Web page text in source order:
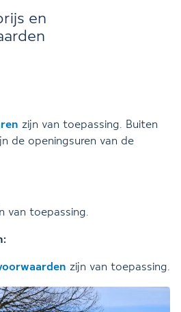
en
zijn van toepassing. Buiten
de openingsuren van de
van toepassing.
zijn van toepassing.